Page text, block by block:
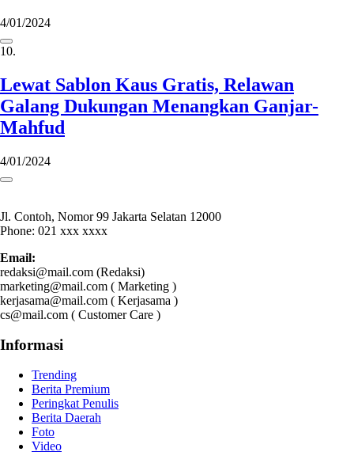
4/01/2024
10.
Lewat Sablon Kaus Gratis, Relawan
Galang Dukungan Menangkan Ganjar-
Mahfud
4/01/2024
Jl. Contoh, Nomor 99 Jakarta Selatan 12000
Phone: 021 xxx xxxx
Email:
redaksi@mail.com (Redaksi)
marketing@mail.com ( Marketing )
kerjasama@mail.com ( Kerjasama )
cs@mail.com ( Customer Care )
Informasi
Trending
Berita Premium
Peringkat Penulis
Berita Daerah
Foto
Video